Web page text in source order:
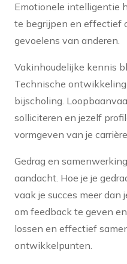
Emotionele intelligentie
te begrijpen en effectief
gevoelens van anderen.
Vakinhoudelijke kennis
Technische
bijscholing.
solliciteren en jezelf
vormgeven van je
Gedrag en
aandacht. Hoe je je
vaak je succes meer dan
om feedback te geven
lossen en effectief
ontwikkelpunten.